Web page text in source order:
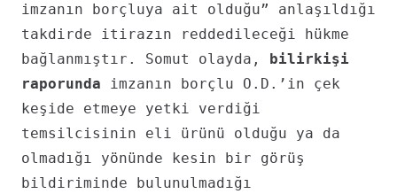
imzanın borçluya ait olduğu” anlaşıldığı
takdirde itirazın reddedileceği hükme
bağlanmıştır. Somut olayda,
bilirkişi
raporunda imzanın borçlu O.D.’in çek
keşide etmeye yetki verdiği
temsilcisinin eli ürünü olduğu ya da
olmadığı yönünde kesin bir görüş
bildiriminde bulunulmadığı